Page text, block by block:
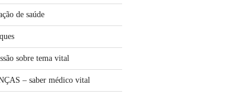
de saúde
sobre tema vital
– saber médico vital